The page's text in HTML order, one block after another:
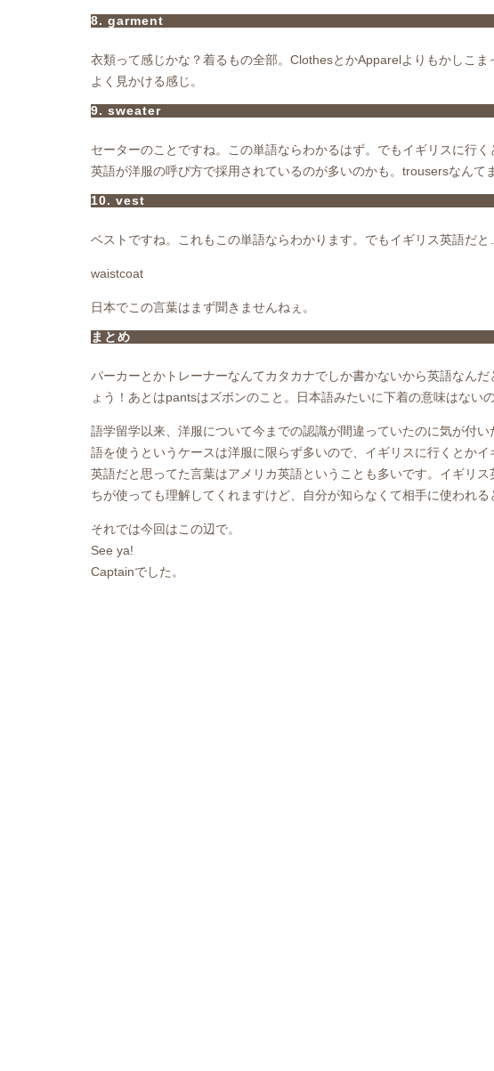
8. garment
衣類って感じかな？着るもの全部。ClothesとかApparelよりもかしこ
よく見かける感じ。
9. sweater
セーターのことですね。この単語ならわかるはず。でもイギリスに行
英語が洋服の呼び方で採用されているのが多いのかも。trousersなんて
10. vest
ベストですね。これもこの単語ならわかります。でもイギリス英語だ
waistcoat
日本でこの言葉はまず聞きませんねぇ。
まとめ
パーカーとかトレーナーなんてカタカナでしか書かないから英語なん
ょう！あとはpantsはズボンのこと。日本語みたいに下着の意味はない
語学留学以来、洋服について今までの認識が間違っていたのに気が付
語を使うというケースは洋服に限らず多いので、イギリスに行くとか
英語だと思ってた言葉はアメリカ英語ということも多いです。イギリ
ちが使っても理解してくれますけど、自分が知らなくて相手に使われる
それでは今回はこの辺で。
See ya!
Captainでした。